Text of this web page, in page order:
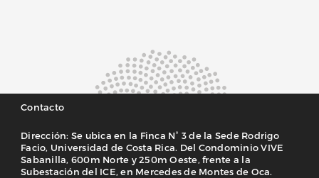
Contacto
Dirección: Se ubica en la Finca N° 3 de la Sede Rodrigo
Facio, Universidad de Costa Rica. Del Condominio VIVE
Sabanilla, 600m Norte y 250m Oeste, frente a la
Subestación del ICE, en Mercedes de Montes de Oca.